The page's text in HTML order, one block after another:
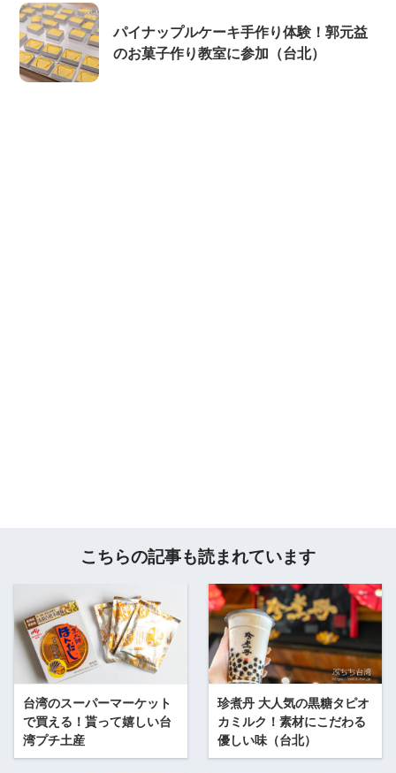
パイナップルケーキ手作り体験！郭元益
のお菓子作り教室に参加（台北）
こちらの記事も読まれています
台湾のスーパーマーケット
で買える！貰って嬉しい台
湾プチ土産
珍煮丹 大人気の黒糖タピオ
カミルク！素材にこだわる
優しい味（台北）